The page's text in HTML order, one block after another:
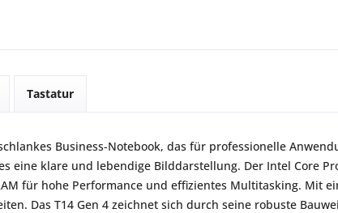
Tastatur
Business-Notebook, das für professionelle
eine klare und lebendige Bilddarstellung. Der Intel Core
für hohe Performance und effizientes Multitasking. Mit
Das T14 Gen 4 zeichnet sich durch seine robuste